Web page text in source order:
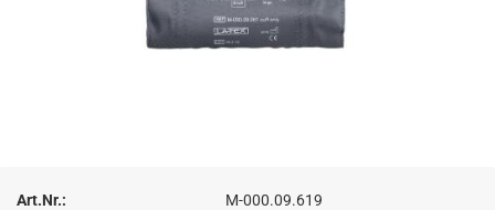
Art.Nr.: M-000.09.619